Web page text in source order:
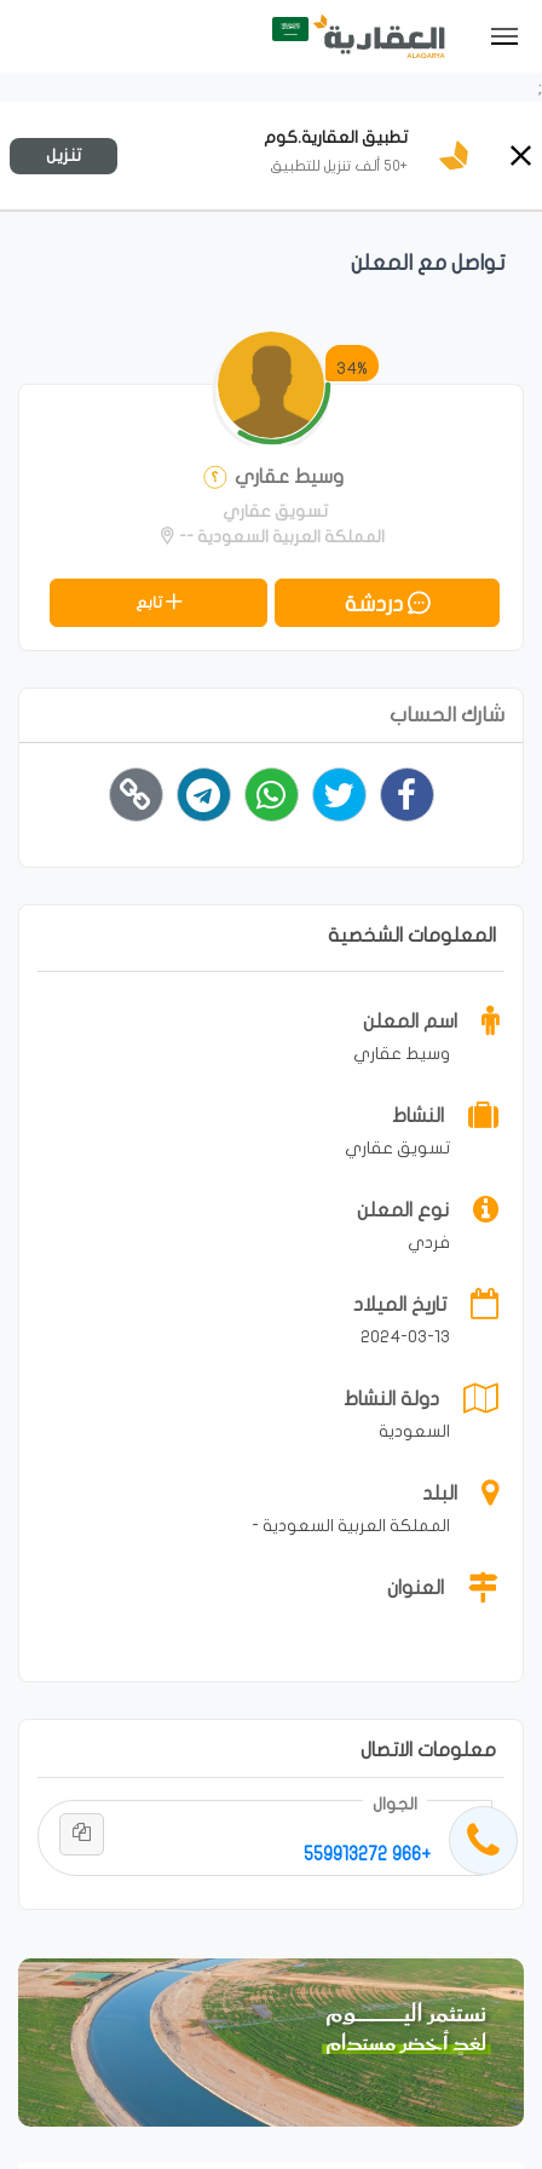
;
تطبيق العقارية.كوم
+50 ألف تنزيل للتطبيق
تنزيل
تواصل مع المعلن
34%
وسيط عقاري
تسويق عقاري
المملكة العربية السعودية --
دردشة تابع
شارك الحساب
المعلومات الشخصية
اسم المعلن
وسيط عقاري
النشاط
تسويق عقاري
نوع المعلن
فردي
تاريخ الميلاد
2024-03-13
دولة النشاط
السعودية
البلد
المملكة العربية السعودية -
العنوان
معلومات الاتصال
+966 559913272
الجوال